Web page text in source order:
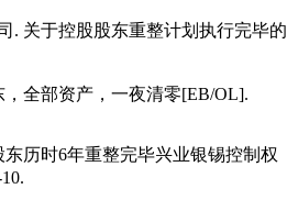
. 关于控股股东重整计划执行完毕的
全部资产，一夜清零[EB/OL].
历时6年重整完毕兴业银锡控制权